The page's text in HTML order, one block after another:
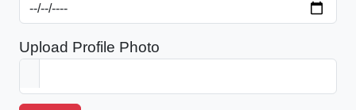
Upload Profile Photo